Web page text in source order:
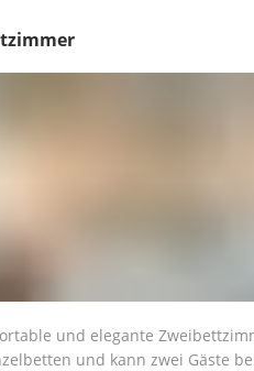
und elegante
und kann zwei Gäste